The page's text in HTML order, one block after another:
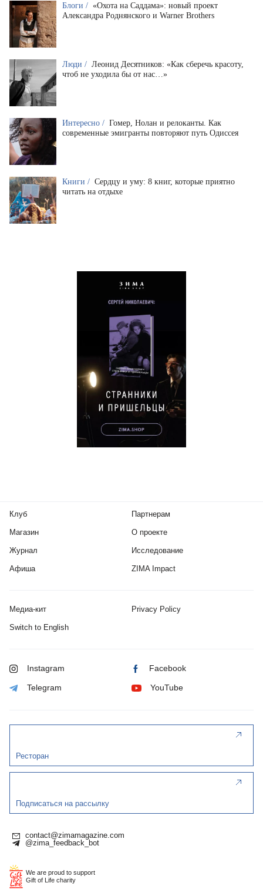
Блоги / «Охота на Саддама»: новый проект
Александра Роднянского и Warner Brothers
Люди / Леонид Десятников: «Как сберечь красоту,
чтоб не уходила бы от нас…»
Интересно / Гомер, Нолан и релоканты. Как
современные эмигранты повторяют путь Одиссея
Книги / Сердцу и уму: 8 книг, которые приятно
читать на отдыхе
Клуб
Магазин
Журнал
Афиша
Партнерам
О проекте
Исследование
ZIMA Impact
Медиа-кит Privacy Policy
Switch to English
Instagram Facebook
Telegram YouTube
Ресторан
Подписаться на рассылку
contact@zimamagazine.com
@zima_feedback_bot
We are proud to support
Gift of Life charity